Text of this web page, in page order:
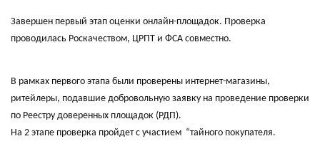
Завершен первый этап оценки онлайн-площадок. Проверка
проводилась Роскачеством, ЦРПТ и ФСА совместно.
В рамках первого этапа были проверены интернет-магазины,
ритейлеры, подавшие добровольную заявку на проведение проверки
по Реестру доверенных площадок (РДП).
На 2 этапе проверка пройдет с участием “тайного покупателя.